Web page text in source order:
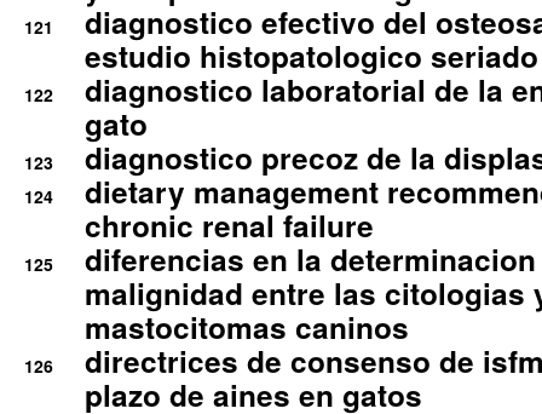
121
diagnostico efectivo del
estudio histopatologico seriado
122
diagnostico laboratorial de la
gato
123 diagnostico precoz de la
124
dietary management
chronic renal failure
125
diferencias en la
malignidad entre las citologias
mastocitomas caninos
126
directrices de consenso de
plazo de aines en gatos